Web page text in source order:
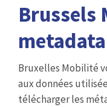
Brussels
Bruxelles Mobilité
aux données
télécharger les